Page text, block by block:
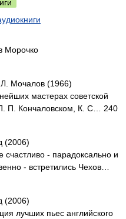
Морочко
Л. Мочалов (1966)
мастерах советской
П. Кончаловском, К. С… 240
(2006)
счастливо - парадоксально и
- встретились Чехов…
(2006)
лучших пьес английского